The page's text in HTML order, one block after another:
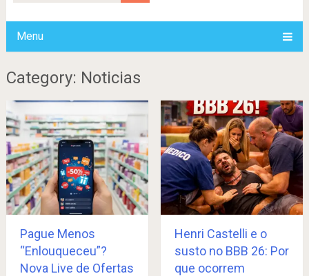
Menu
Category: Noticias
Pague Menos
“Enlouqueceu”?
Nova Live de Ofertas
Henri Castelli e o
susto no BBB 26: Por
que ocorrem